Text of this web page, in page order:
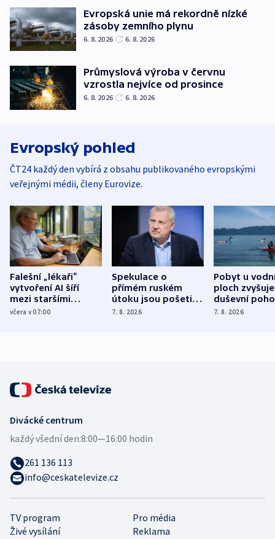
Evropská unie má rekordně nízké
zásoby zemního plynu
6. 8. 2026 6. 8. 2026
Průmyslová výroba v červnu
vzrostla nejvíce od prosince
6. 8. 2026 6. 8. 2026
Evropský pohled
ČT24 každý den vybírá z obsahu publikovaného evropskými
veřejnými médii, členy Eurovize.
Falešní „lékaři“
vytvoření AI šíří
mezi staršími
Poláky nebezpečné
včera v 07:00
Spekulace o
přímém ruském
útoku jsou pošetilé,
míní estonský
7. 8. 2026
Pobyt u
ploch zvyšuje
duševní
ukázala
7. 8. 2026
TV program
Pro média
Živé vysílání
Reklama
Divácké centrum
každý všední den:8:00—16:00 hodin
261 136 113
info@ceskatelevize.cz